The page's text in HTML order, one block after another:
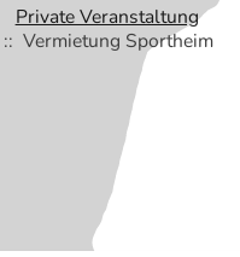
Private Veranstaltung
:: Vermietung Sportheim